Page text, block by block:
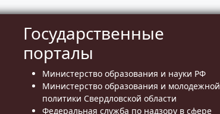
Государственные
порталы
Министерство образования и науки РФ
Министерство образования и молодежной
политики Свердловской области
Федеральная служба по надзору в сфере